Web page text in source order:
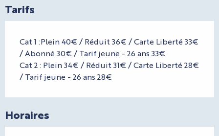
Tarifs
Cat 1 :Plein 40€ / Réduit 36€ / Carte Liberté 33€
/ Abonné 30€ / Tarif jeune - 26 ans 33€
Cat 2 : Plein 34€ / Réduit 31€ / Carte Liberté 28€
/ Tarif jeune - 26 ans 28€
Horaires